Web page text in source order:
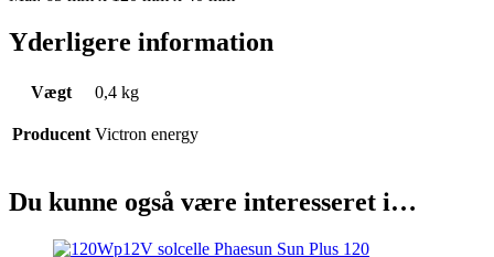
Yderligere information
Vægt 0,4 kg
Producent Victron energy
Du kunne også være interesseret i…